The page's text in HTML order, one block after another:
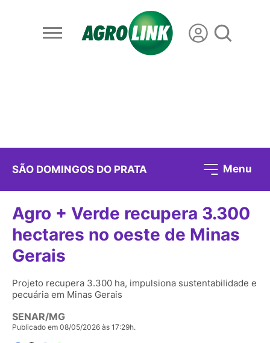
SÃO DOMINGOS DO PRATA Menu
Agro + Verde recupera 3.300
hectares no oeste de Minas
Gerais
Projeto recupera 3.300 ha, impulsiona sustentabilidade e
pecuária em Minas Gerais
SENAR/MG
Publicado em 08/05/2026 às 17:29h.